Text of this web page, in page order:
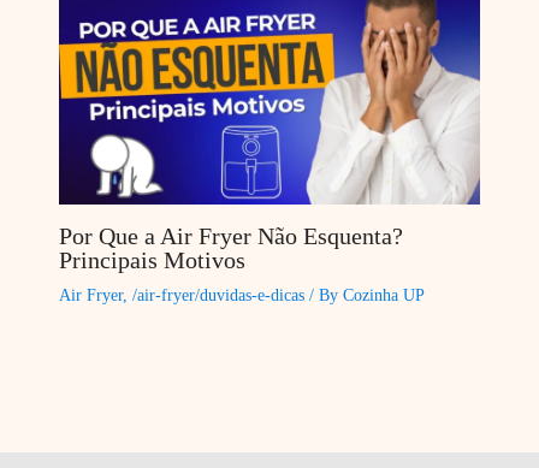
Por Que a Air Fryer Não Esquenta?
Principais Motivos
Air Fryer, /air-fryer/duvidas-e-dicas/ By Cozinha UP